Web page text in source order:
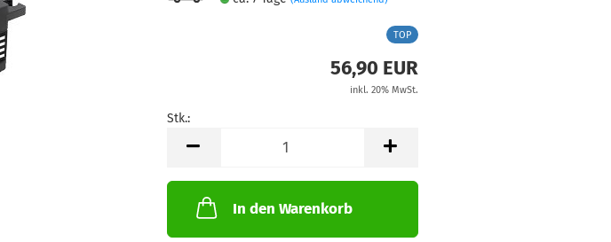
TOP
56,90 EUR
inkl. 20% MwSt.
Stk.:
In den Warenkorb